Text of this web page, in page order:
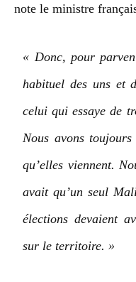
note le ministre
« Donc, pour
habituel des uns et
celui qui essaye de
Nous avons toujours
qu’elles viennent.
avait qu’un seul
élections devaient
sur le territoire. »